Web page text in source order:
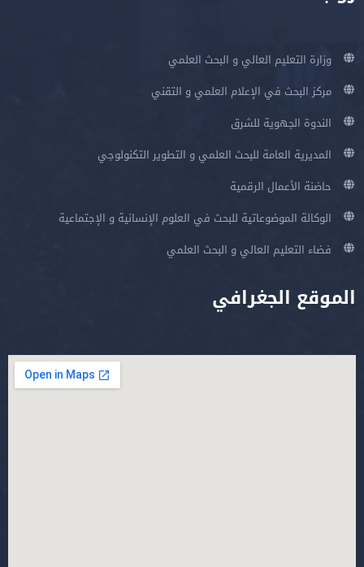
وزارة التعليم العالي و البحث العلمي
مركز البحث في الإعلام العلمي و التقني
الندوة الجهوية للشرق
المديرية العامة للبحث العلمي و التطوير التكنولوجي
حاضنة الأعمال الرقمية
الوكالة الموضوعاتية للبحث في العلوم الإنسانية و الإجتماعية
فضاء التعليم العالي و البحث العلمي
الموقع الجغرافي